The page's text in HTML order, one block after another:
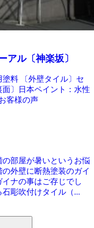
アル〔神楽坂〕
料 〔外壁タイル〕セ
〕日本ペイント：水性
客様の声
部屋が暑いというお悩
外壁に断熱塗装のガイ
ナの事はご存じでし
彫吹付けタイル（...